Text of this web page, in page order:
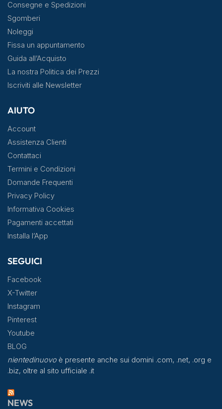
Consegne e Spedizioni
Sgomberi
Noleggi
Fissa un appuntamento
Guida all’Acquisto
La nostra Politica dei Prezzi
Iscriviti alle Newsletter
AIUTO
Account
Assistenza Clienti
Contattaci
Termini e Condizioni
Domande Frequenti
Privacy Policy
Informativa Cookies
Pagamenti accettati
Installa l’App
SEGUICI
Facebook
X-Twitter
Instagram
Pinterest
Youtube
BLOG
nientedinuovoè presente anche sui domini .com, .net, .org e
.biz, oltre al sito ufficiale .it
NEWS